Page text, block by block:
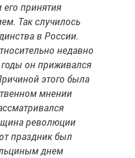
принятия
Так случилось
в России.
недавно
он приживался
этого была
мнении
революции
праздник был
днем